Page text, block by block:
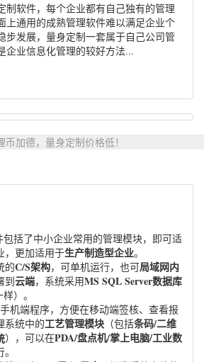
制软件，每个企业都有自己独有的管理
上通用的成熟管理软件难以满足企业个
步发展，量身定制一套属于自己公司管
企业信息化管理的较好方法...
币加德，量身定制价格低！
包括了中小企业常用的管理模块，即可适
，更加适用于生产制造型企业。
的C/S架构，可单机运行，也可局域网内
到云端，系统采用MS SQL Server数据库
）。
机端程序，方便在移动端签核、查看报
系统中的工艺管理模块 （包括条码/二维
），可以在PDA/盘点机/掌上电脑/工业数